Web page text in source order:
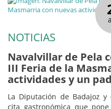
NOTICIAS
Navalvillar de Pela
III Feria de la
actividades y un
La Diputación de Badajoz
cita gastronómica que